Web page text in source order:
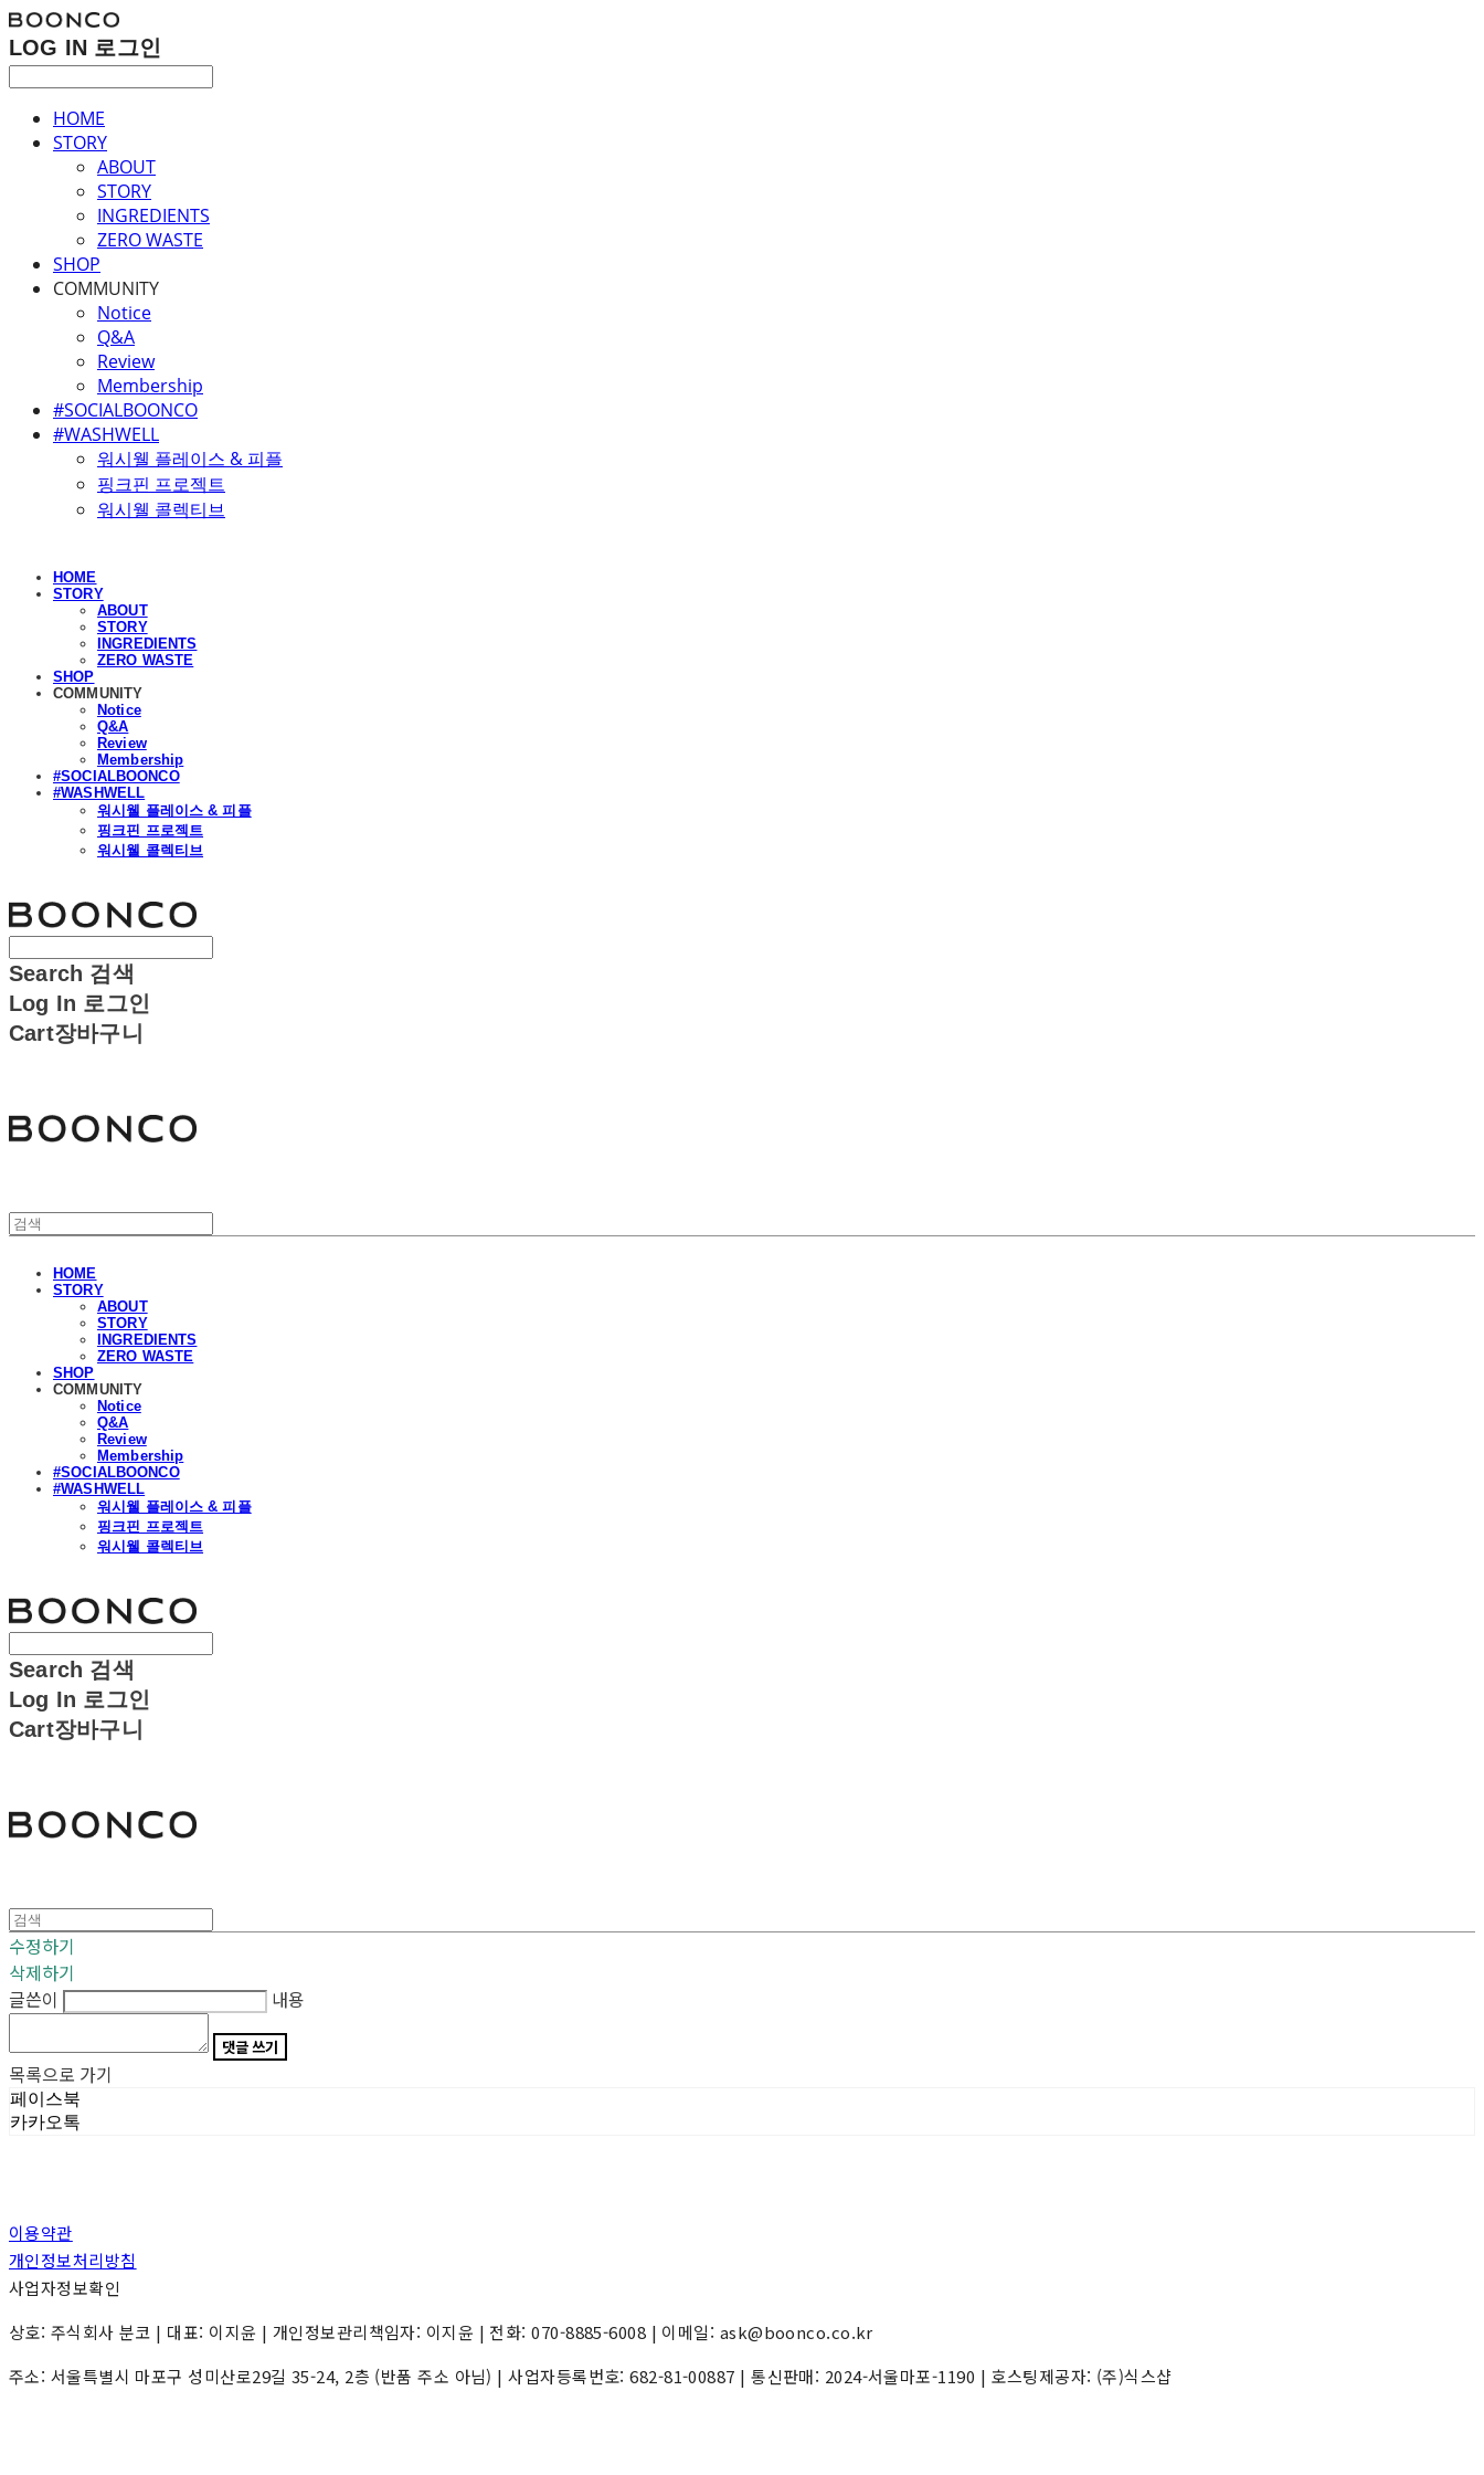
LOG IN 로그인
HOME
STORY
ABOUT
STORY
INGREDIENTS
ZERO WASTE
SHOP
COMMUNITY
Notice
Q&A
Review
Membership
#SOCIALBOONCO
#WASHWELL
워시웰 플레이스 & 피플
핑크핀 프로젝트
워시웰 콜렉티브
HOME
STORY
ABOUT
STORY
INGREDIENTS
ZERO WASTE
SHOP
COMMUNITY
Notice
Q&A
Review
Membership
#SOCIALBOONCO
#WASHWELL
워시웰 플레이스 & 피플
핑크핀 프로젝트
워시웰 콜렉티브
Search 검색
Log In 로그인
Cart장바구니
HOME
STORY
ABOUT
STORY
INGREDIENTS
ZERO WASTE
SHOP
COMMUNITY
Notice
Q&A
Review
Membership
#SOCIALBOONCO
#WASHWELL
워시웰 플레이스 & 피플
핑크핀 프로젝트
워시웰 콜렉티브
Search 검색
Log In 로그인
Cart장바구니
수정하기
삭제하기
글쓴이
내용
댓글 쓰기
목록으로 가기
페이스북
카카오톡
이용약관
개인정보처리방침
사업자정보확인
상호: 주식회사 분코 | 대표: 이지윤 | 개인정보관리책임자: 이지윤 | 전화: 070-8885-6008 | 이메일: ask@boonco.co.kr
주소: 서울특별시 마포구 성미산로29길 35-24, 2층 (반품 주소 아님) | 사업자등록번호:682-81-00887 | 통신판매: 2024-서울마포-1190 | 호스팅제공자: (주)식스샵